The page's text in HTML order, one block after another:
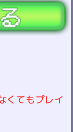
くてもプレイ